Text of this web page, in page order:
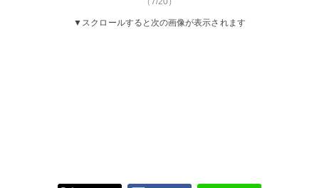
▼スクロールすると次の画像が表示されます